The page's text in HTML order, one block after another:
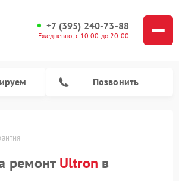
+7 (395) 240-73-88
Ежедневно, с 10:00 до 20:00
Позвонить
ремонт Ultron в